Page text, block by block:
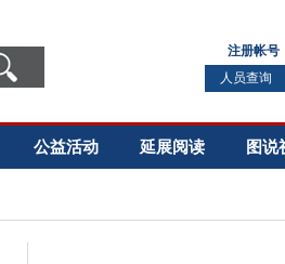
人员查询
公益活动 延展阅读 图说